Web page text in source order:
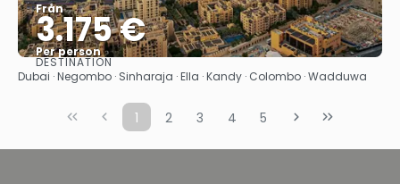
Från
3.175 €
Per person
Se
DESTINATION
Dubai · Negombo · Sinharaja · Ella · Kandy · Colombo · Wadduwa
1 2 3 4 5